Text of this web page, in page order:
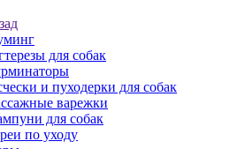
для собак
и пуходерки для собак
варежки
для собак
по уходу